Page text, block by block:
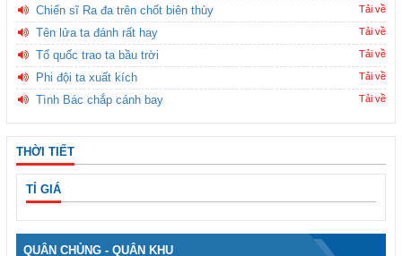
Chiến sĩ Ra đa trên chốt biên thùy Tải về
Tên lửa ta đánh rất hay Tải về
Tổ quốc trao ta bầu trời Tải về
Phi đội ta xuất kích Tải về
Tình Bác chắp cánh bay Tải về
THỜI TIẾT
TỈ GIÁ
QUÂN CHỦNG - QUÂN KHU